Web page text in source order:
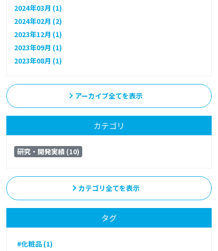
2024年03月 (1)
2024年02月 (2)
2023年12月 (1)
2023年09月 (1)
2023年08月 (1)
アーカイブ全てを表示
カテゴリ
研究・開発実績 (10)
カテゴリ全てを表示
タグ
#化粧品 (1)